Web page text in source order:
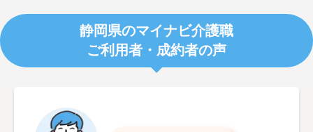
静岡県のマイナビ介護職
ご利用者・成約者の声